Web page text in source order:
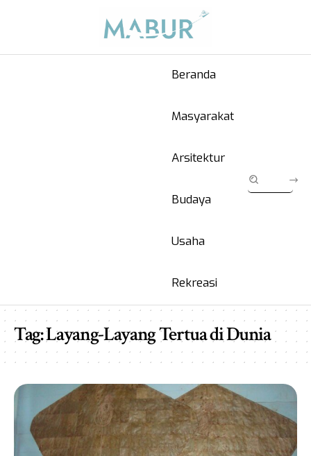
Beranda
Masyarakat
Arsitektur
Budaya
Usaha
Rekreasi
Tag:Layang-Layang Tertua di Dunia